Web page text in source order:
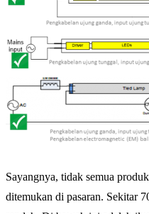
Sayangnya, tidak semua
ditemukan di pasaran. Sekitar